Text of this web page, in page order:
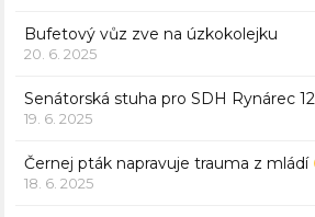
Bufetový vůz zve na úzkokolejku
20. 6. 2025
Senátorská stuha pro SDH Rynárec
19. 6. 2025
Černej pták napravuje trauma z mládí
18. 6. 2025